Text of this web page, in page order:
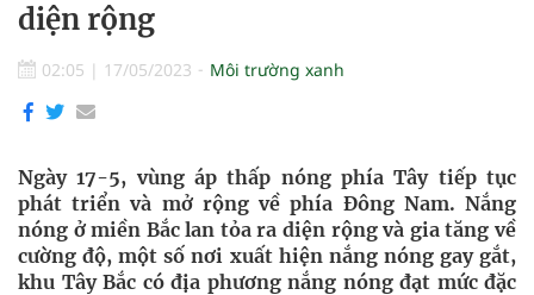
diện rộng
02:05 | 17/05/2023 Môi trường xanh
Ngày 17-5, vùng áp thấp nóng phía Tây tiếp tục
phát triển và mở rộng về phía Đông Nam. Nắng
nóng ở miền Bắc lan tỏa ra diện rộng và gia tăng về
cường độ, một số nơi xuất hiện nắng nóng gay gắt,
khu Tây Bắc có địa phương nắng nóng đạt mức đặc